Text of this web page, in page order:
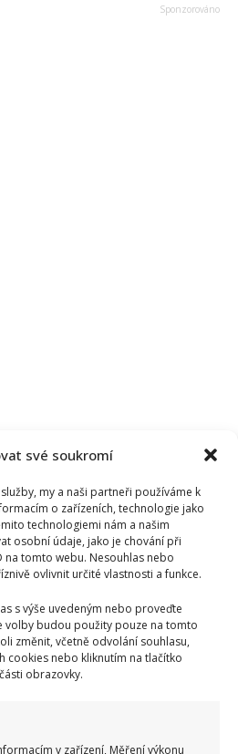
své soukromí
my a naši partneři používáme k
o zařízeních, technologie jako
technologiemi nám a našim
osobní údaje, jako je chování při
tomto webu. Nesouhlas nebo
ovlivnit určité vlastnosti a funkce.
s výše uvedeným nebo proveďte
volby budou použity pouze na tomto
změnit, včetně odvolání souhlasu,
cookies nebo kliknutím na tlačítko
obrazovky.
v zařízení, Měření výkonu